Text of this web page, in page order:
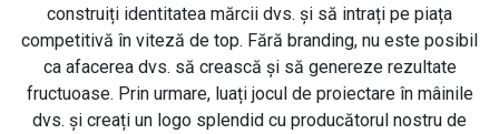
construiți identitatea mărcii dvs. și să intrați pe piața
competitivă în viteză de top. Fără branding, nu este posibil
ca afacerea dvs. să crească și să genereze rezultate
fructuoase. Prin urmare, luați jocul de proiectare în mâinile
dvs. și creați un logo splendid cu producătorul nostru de